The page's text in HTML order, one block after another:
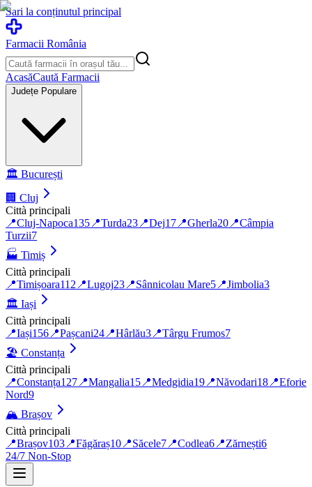
Sari la conținutul principal
Farmacii România
AcasăCaută Farmacii
Județe Populare
🏛️ București
🏢 Cluj
Città principali
📍Cluj-Napoca135 📍Turda23 📍Dej17 📍Gherla20 📍Câmpia
Turzii7
🏭 Timiș
Città principali
📍Timișoara112 📍Lugoj23 📍Sânnicolau Mare5 📍Jimbolia3
🏛️ Iași
Città principali
📍Iași156 📍Pașcani24 📍Hârlău3 📍Târgu Frumos7
🏖️ Constanța
Città principali
📍Constanța127 📍Mangalia15 📍Medgidia19 📍Năvodari18 📍Eforie
Nord9
🏔️ Brașov
Città principali
📍Brașov103 📍Făgăraș10 📍Săcele7 📍Codlea6 📍Zărnești6
24/7 Non-Stop